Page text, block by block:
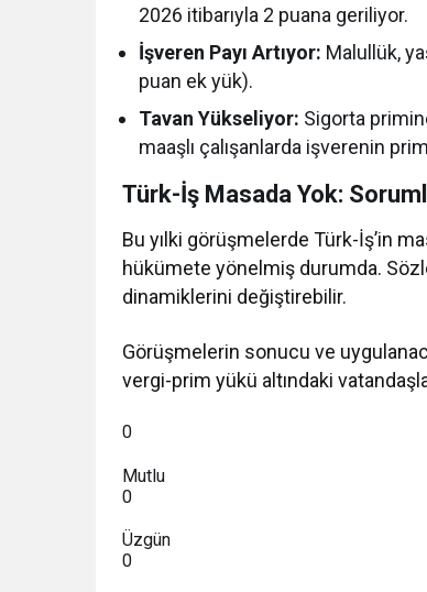
2026 itibarıyla 2 puana geriliyor.
İşveren Payı Artıyor: Malullük,
puan ek yük).
Tavan Yükseliyor: Sigorta
maaşlı çalışanlarda işverenin
Türk-İş Masada Yok:
Bu yılki görüşmelerde Türk-İş’in
hükümete yönelmiş durumda.
dinamiklerini değiştirebilir.
Görüşmelerin sonucu ve
vergi-prim yükü altındaki
0
Mutlu
0
Üzgün
0